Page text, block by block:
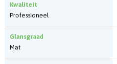
Kwaliteit
Professioneel
Glansgraad
Mat